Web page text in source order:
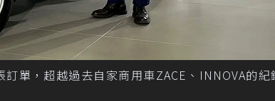
單，超越過去自家商用車ZACE、INNOVA的紀